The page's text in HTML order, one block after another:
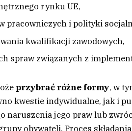
rynku UE,
pracowniczych i polityki
kwalifikacji zawodowych,
spraw związanych z
przybrać różne formy, w
kwestie indywidualne, jak i
naruszenia jego praw lub
obywateli. Proces